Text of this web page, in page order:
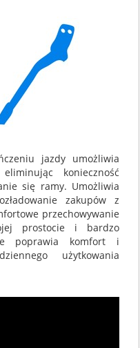
jazdy umożliwia
konieczność
się ramy. Umożliwia
zakupów z
przechowywanie
prostocie i bardzo
poprawia komfort i
użytkowania